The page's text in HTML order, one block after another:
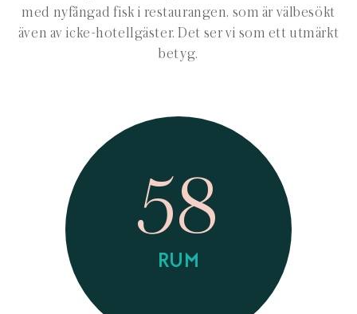
med nyfångad fisk i restaurangen, som är välbesökt
även av icke-hotellgäster. Det ser vi som ett utmärkt
betyg.
58
RUM